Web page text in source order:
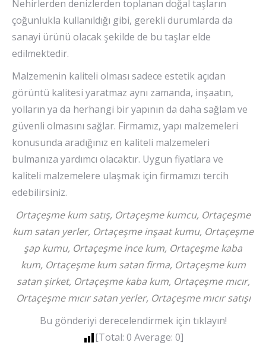
Nehirlerden denizlerden toplanan doğal taşların
çoğunlukla kullanıldığı gibi, gerekli durumlarda da
sanayi ürünü olacak şekilde de bu taşlar elde
edilmektedir.
Malzemenin kaliteli olması sadece estetik açıdan
görüntü kalitesi yaratmaz aynı zamanda, inşaatın,
yolların ya da herhangi bir yapının da daha sağlam ve
güvenli olmasını sağlar. Firmamız, yapı malzemeleri
konusunda aradığınız en kaliteli malzemeleri
bulmanıza yardımcı olacaktır. Uygun fiyatlara ve
kaliteli malzemelere ulaşmak için firmamızı tercih
edebilirsiniz.
Ortaçeşme kum satış, Ortaçeşme kumcu, Ortaçeşme
kum satan yerler, Ortaçeşme inşaat kumu, Ortaçeşme
şap kumu, Ortaçeşme ince kum, Ortaçeşme kaba
kum, Ortaçeşme kum satan firma, Ortaçeşme kum
satan şirket, Ortaçeşme kaba kum, Ortaçeşme mıcır,
Ortaçeşme mıcır satan yerler, Ortaçeşme mıcır satışı
Bu gönderiyi derecelendirmek için tıklayın!
[Total: 0 Average: 0]